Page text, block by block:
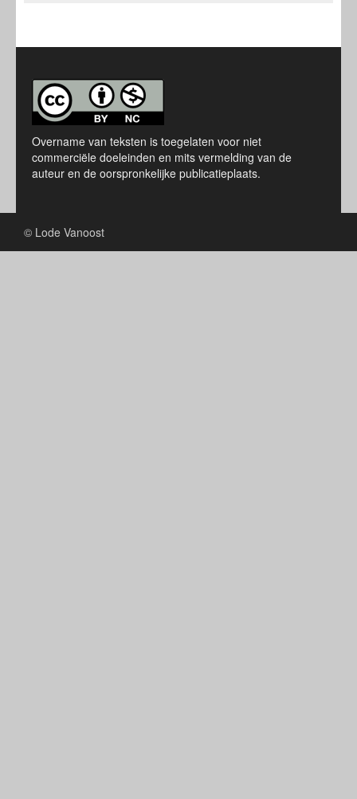
Overname van teksten is toegelaten voor niet
commerciële doeleinden en mits vermelding van de
auteur en de oorspronkelijke publicatieplaats.
© Lode Vanoost